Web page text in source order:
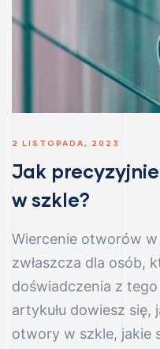
2 LISTOPADA, 2023
Jak
w szkle?
Wiercenie otworów
zwłaszcza dla osób,
doświadczenia z
artykułu dowiesz
otwory w szkle, jakie